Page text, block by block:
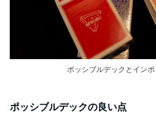
ポッシブルデックとイン
ポッシブルデックの良い点